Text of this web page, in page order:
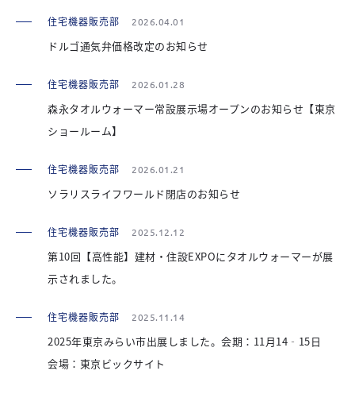
住宅機器販売部 2026.04.01
ドルゴ通気弁価格改定のお知らせ
住宅機器販売部 2026.01.28
森永タオルウォーマー常設展示場オープンのお知らせ【東京
ショールーム】
住宅機器販売部 2026.01.21
ソラリスライフワールド閉店のお知らせ
住宅機器販売部 2025.12.12
第10回【高性能】建材・住設EXPOにタオルウォーマーが展
示されました。
住宅機器販売部 2025.11.14
2025年東京みらい市出展しました。会期：11月14‐15日
会場：東京ビックサイト